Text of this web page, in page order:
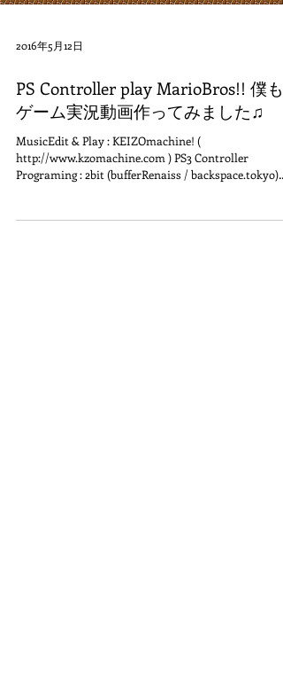
2016年5月12日
PS Controller play MarioBros!! 僕も
ゲーム実況動画作ってみました♫
MusicEdit & Play : KEIZOmachine! (
http://www.kzomachine.com ) PS3 Controller
Programing : 2bit (bufferRenaiss / backspace.tokyo)